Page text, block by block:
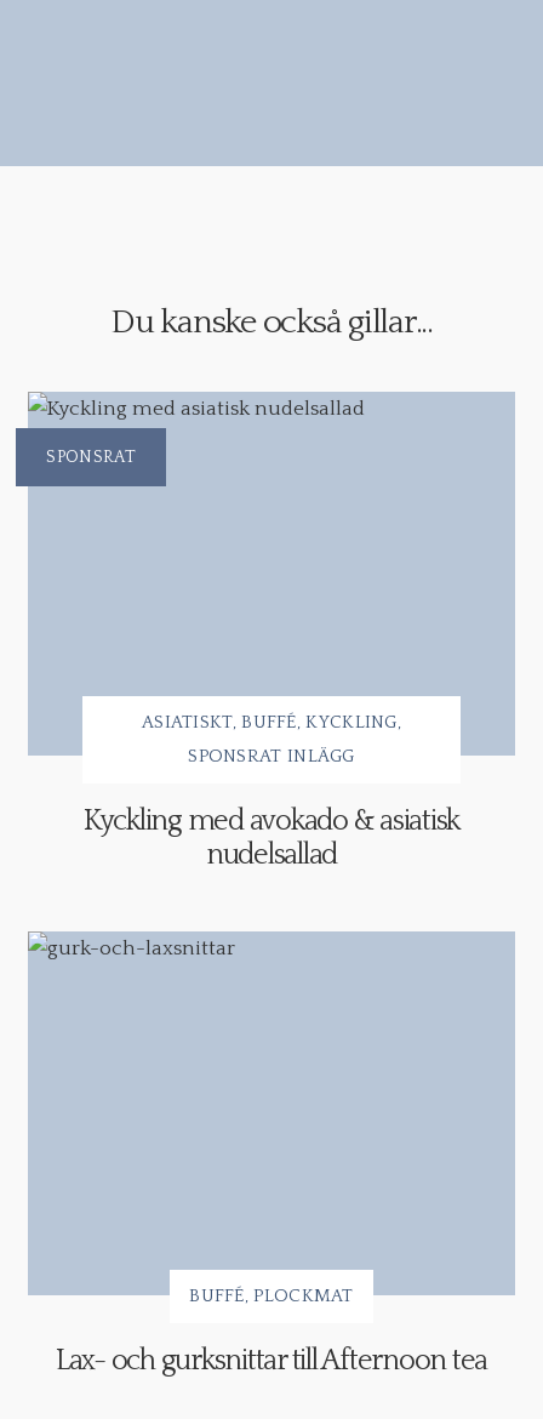
Du kanske också gillar...
SPONSRAT
ASIATISKT BUFFÉ KYCKLING
SPONSRAT INLÄGG
Kyckling med avokado & asiatisk
nudelsallad
BUFFÉ PLOCKMAT
Lax- och gurksnittar till Afternoon tea